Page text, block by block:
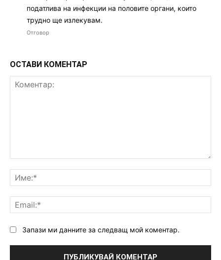
податлива на инфекции на половите органи, които
трудно ще излекувам.
Отговор
ОСТАВИ КОМЕНТАР
Запази ми данните за следващ мой коментар.